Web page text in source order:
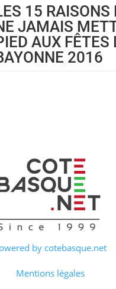
15 RAISONS
JAMAIS
AUX FÊTES
2016
by cotebasque.net
Mentions légales